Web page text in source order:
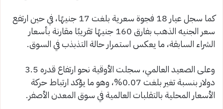
كما سجل عيار 18 فجوة سعرية بلغت 17 جنيهًا، في حين ارتفع
سعر الجنيه الذهب بفارق 160 جنيهًا تقريبًا مقارنة بأسعار
الشراء السابقة، ما يعكس استمرار حالة التذبذب في السوق.
وعلى الصعيد العالمي، سجلت الأوقية نحو ارتفاع قدره 3.5
دولار بنسبة تغير بلغت 0.07%، وهو ما يؤكد ارتباط حركة
الأسعار المحلية بالتقلبات العالمية في سوق المعدن الأصفر.